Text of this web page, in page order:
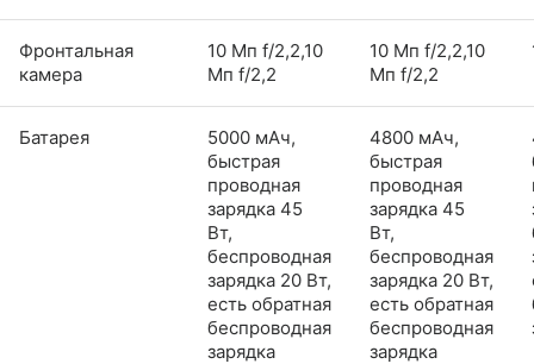
Фронтальная
камера
10 Мп f/2,2,10
Мп f/2,2
10 Мп f/2,2,10
Мп f/2,2
Батарея
5000 мАч,
быстрая
проводная
зарядка 45
Вт,
беспроводная
зарядка 20 Вт,
есть обратная
беспроводная
зарядка
4800 мАч,
быстрая
проводная
зарядка 45
Вт,
беспроводная
зарядка 20 Вт,
есть обратная
беспроводная
зарядка